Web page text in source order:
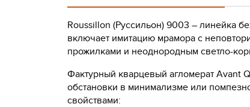
Roussillon (Руссильон) 9003 – линейка
включает имитацию мрамора с
прожилками и неоднородным светло-
Фактурный кварцевый агломерат Avant
обстановки в минимализме или
свойствами: